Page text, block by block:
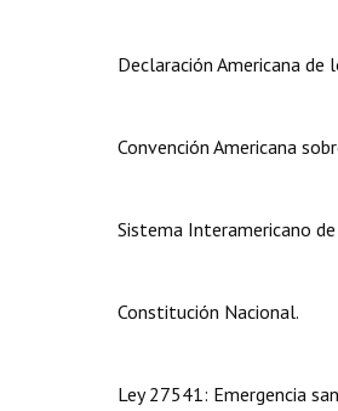
Declaración Americana de
Convención Americana
Sistema Interamericano
Constitución Nacional.
Ley 27541: Emergencia